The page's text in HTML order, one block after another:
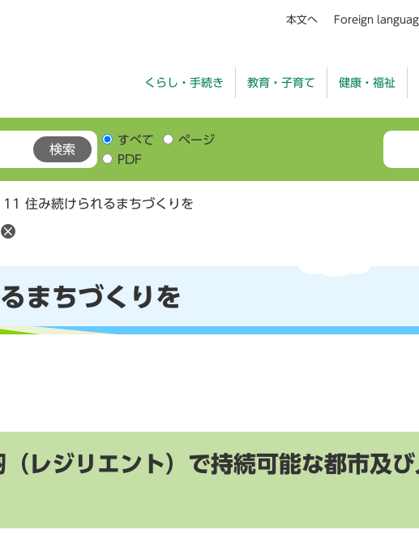
本文へ Foreign
くらし・手続き 教育・子育て 健康・福祉
すべて
ページ
PDF
11 住み続けられるまちづくりを
まちづくりを
レジリエント）で持続可能な都市及